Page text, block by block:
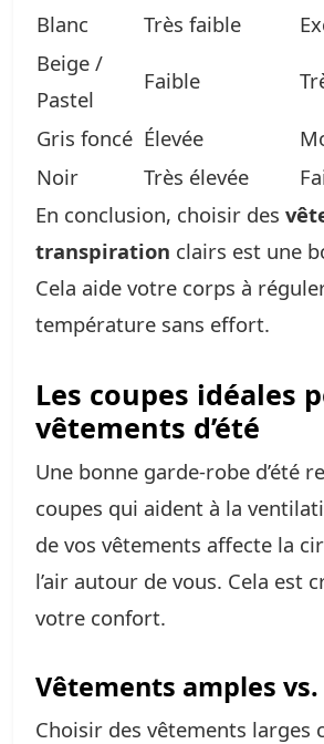
Blanc
Très faible
Beige /
Pastel
Faible
Gris foncé Élevée
Noir
Très élevée
En conclusion, choisir des
transpiration clairs est une
Cela aide votre corps à
température sans effort.
Les coupes idéales
vêtements d’été
Une bonne garde-robe d’été
coupes qui aident à la
de vos vêtements affecte la
l’air autour de vous. Cela est
votre confort.
Vêtements amples
Choisir des vêtements larges